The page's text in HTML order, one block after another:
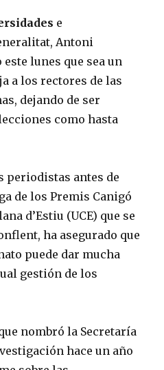
e
Antoni
lunes que sea un
a los rectores de las
dejando de ser
como hasta
periodistas antes de
de los Premis Canigó
d’Estiu (UCE) que se
ha asegurado que
puede dar mucha
gestión de los
nombró la Secretaría
hace un año